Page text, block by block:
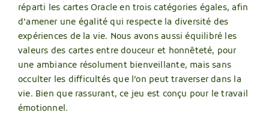
réparti les cartes Oracle en trois catégories égales, afin
d’amener une égalité qui respecte la diversité des
expériences de la vie. Nous avons aussi équilibré les
valeurs des cartes entre douceur et honnêteté, pour
une ambiance résolument bienveillante, mais sans
occulter les difficultés que l’on peut traverser dans la
vie. Bien que rassurant, ce jeu est conçu pour le travail
émotionnel.